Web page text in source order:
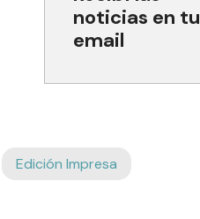
noticias en tu
email
Edición Impresa